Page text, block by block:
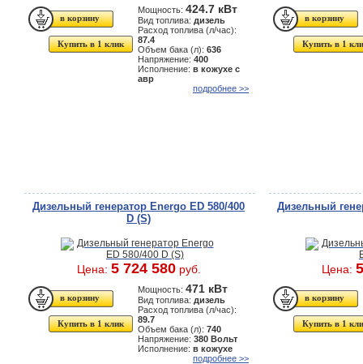
Купить в 1 клик
Мощность: 424.7 кВт
Вид топлива: дизель
Расход топлива (л/час):
87.4
Объем бака (л): 636
Напряжение: 400
Исполнение: в кожухе с
авр
подробнее >>
Купить в 1
Дизельный генератор Energo ED 580/400
D (S)
Цена: 5 724 580руб.
Купить в 1 клик
Мощность: 471 кВт
Вид топлива: дизель
Расход топлива (л/час):
89.7
Объем бака (л): 740
Напряжение: 380 Вольт
Исполнение: в кожухе
подробнее >>
Дизельный
Цена:
Купить в 1